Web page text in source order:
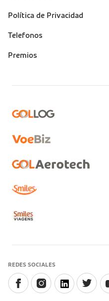
Política de Privacidad
Telefonos
Premios
REDES SOCIALES